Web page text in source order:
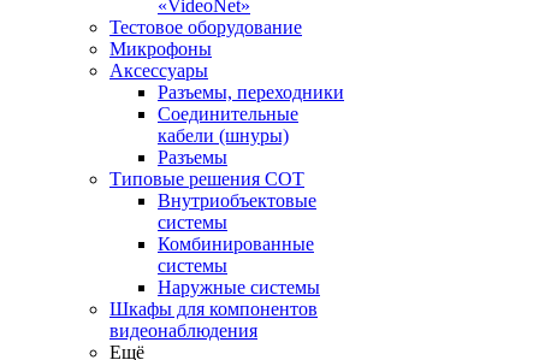
«VideoNet»
Тестовое оборудование
Микрофоны
Аксессуары
Разъемы, переходники
Соединительные
кабели (шнуры)
Разъемы
Типовые решения СОТ
Внутриобъектовые
системы
Комбинированные
системы
Наружные системы
Шкафы для компонентов
видеонаблюдения
Ещё